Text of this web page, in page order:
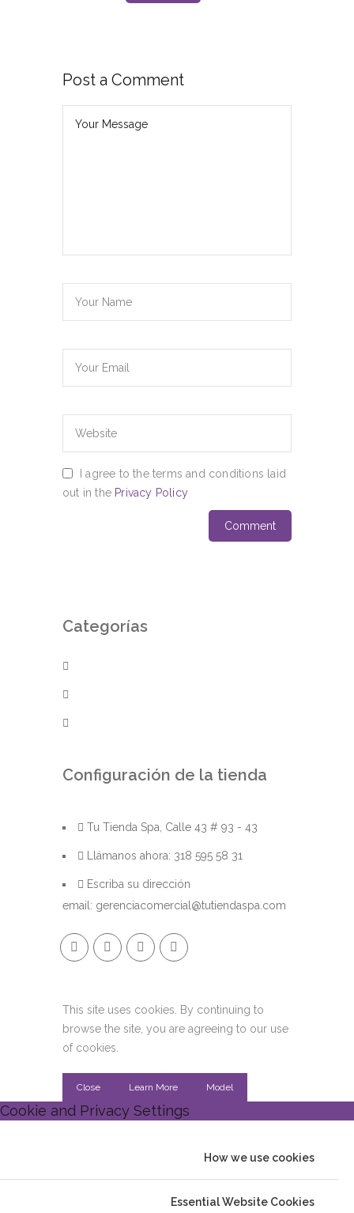
Post a Comment
I agree to the terms and conditions laid
out in the Privacy Policy
Categorías
Configuración de la tienda
Tu Tienda Spa, Calle 43 # 93 - 43
Llámanos ahora: 318 595 58 31
Escriba su dirección
email: gerenciacomercial@tutiendaspa.com
This site uses cookies. By continuing to
browse the site, you are agreeing to our use
of cookies.
Close Learn More Model
Cookie and Privacy Settings
How we use cookies
Essential Website Cookies